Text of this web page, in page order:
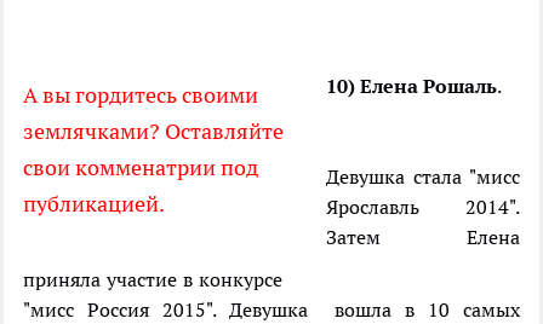
А вы гордитесь своими
землячками? Оставляйте
свои комменатрии под
публикацией.
10) Елена Рошаль.
Девушка стала "мисс
Ярославль 2014".
Затем Елена
приняла участие в конкурсе
"мисс Россия 2015". Девушка вошла в 10 самых